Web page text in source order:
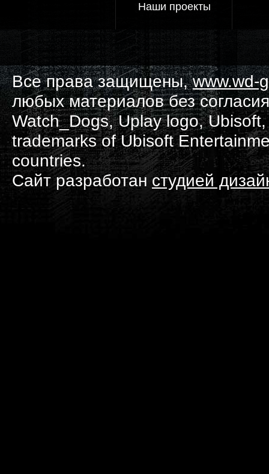
Наши проекты
Все права защищены,www.wd-
любых материалов без
Watch_Dogs, Uplay logo,
trademarks of Ubisoft
countries.
Сайт разработанстудией